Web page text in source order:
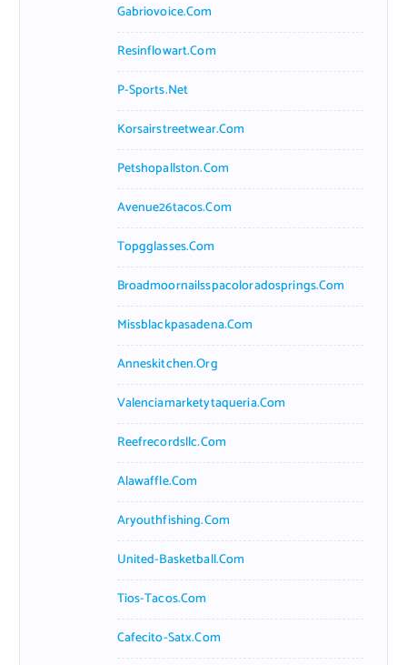
Gabriovoice.com
Resinflowart.com
P-Sports.net
Korsairstreetwear.com
Petshopallston.com
Avenue26tacos.com
Topgglasses.com
Broadmoornailsspacoloradosprings.com
Missblackpasadena.com
Anneskitchen.org
Valenciamarketytaqueria.com
Reefrecordsllc.com
Alawaffle.com
Aryouthfishing.com
United-Basketball.com
Tios-Tacos.com
Cafecito-Satx.com